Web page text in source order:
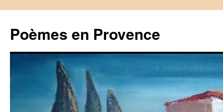
contenu
Poèmes en Provence